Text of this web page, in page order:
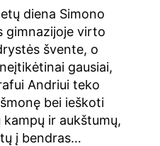
diena Simono
gimnazijoje virto
švente, o
gausiai,
Andriui teko
bei ieškoti
ir aukštumų,
į bendras…